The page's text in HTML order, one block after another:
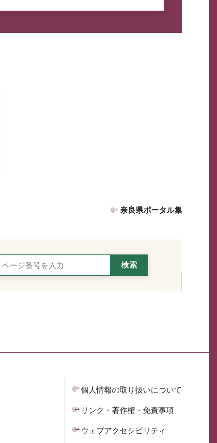
奈良県ポータル集
個人情報の取り扱いについて
リンク・著作権・免責事項
ウェブアクセシビリティ